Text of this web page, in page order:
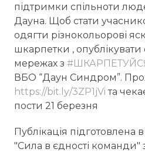
підтримки спільноти
Дауна. Щоб стати
одягти різнокольорові
шкарпетки , опублікувати
мережах з
ВБО “Даун Синдром”.
https://bit.ly/3ZP1jVi та
пости 21 березня
Публікація підготовлена
"Сила в єдності команди"